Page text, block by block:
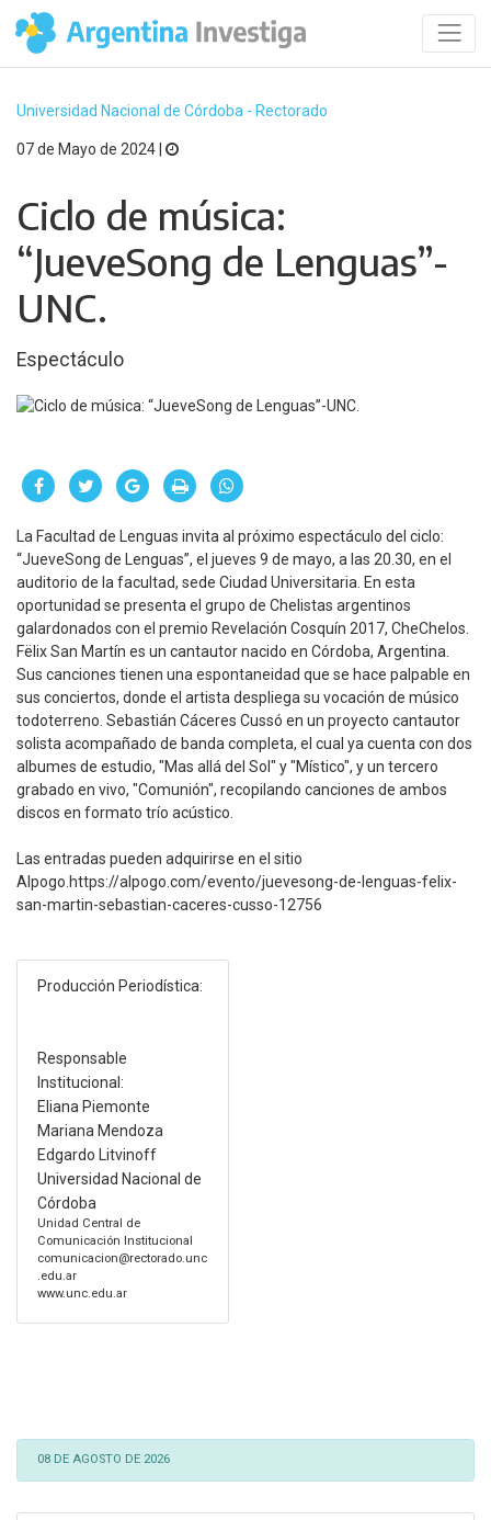
Universidad Nacional de Córdoba - Rectorado
07 de Mayo de 2024 |
Ciclo de música:
“JueveSong de Lenguas”-
UNC.
Espectáculo
La Facultad de Lenguas invita al próximo espectáculo del ciclo:
“JueveSong de Lenguas”, el jueves 9 de mayo, a las 20.30, en el
auditorio de la facultad, sede Ciudad Universitaria. En esta
oportunidad se presenta el grupo de Chelistas argentinos
galardonados con el premio Revelación Cosquín 2017, CheChelos.
Fëlix San Martín es un cantautor nacido en Córdoba, Argentina.
Sus canciones tienen una espontaneidad que se hace palpable en
sus conciertos, donde el artista despliega su vocación de músico
todoterreno. Sebastián Cáceres Cussó en un proyecto cantautor
solista acompañado de banda completa, el cual ya cuenta con dos
albumes de estudio, "Mas allá del Sol" y "Místico", y un tercero
grabado en vivo, "Comunión", recopilando canciones de ambos
discos en formato trío acústico.
Las entradas pueden adquirirse en el sitio
Alpogo.https://alpogo.com/evento/juevesong-de-lenguas-felix-
san-martin-sebastian-caceres-cusso-12756
Producción Periodística:
Responsable
Institucional:
Eliana Piemonte
Mariana Mendoza
Edgardo Litvinoff
Universidad Nacional de
Córdoba
Unidad Central de
Comunicación Institucional
comunicacion@rectorado.unc
.edu.ar
www.unc.edu.ar
08 DE AGOSTO DE 2026